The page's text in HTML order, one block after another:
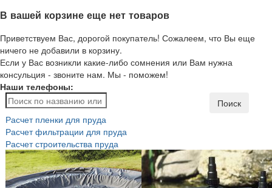
В вашей корзине еще нет товаров
Приветствуем Вас, дорогой покупатель! Сожалеем, что Вы еще
ничего не добавили в корзину.
Если у Вас возникли какие-либо сомнения или Вам нужна
консульция - звоните нам. Мы - поможем!
Наши телефоны:
Поиск
Расчет пленки для пруда
Расчет фильтрации для пруда
Расчет строительства пруда